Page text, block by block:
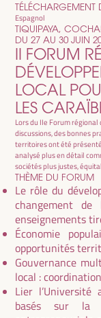
Espagnol
TIQUIPAYA,
DU 27 AU 30 JUIN
II FORUM
LOCAL
LES
Lors du IIe Forum régional
discussions, des bonnes
territoires ont été
analysé plus en détail
sociétés plus justes,
THÈME DU FORUM
Le rôle du
changement
enseignements
Économie
opportunités
Gouvernance
local :
Lier l’Université
basés sur la